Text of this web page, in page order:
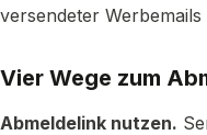
versendeter
Vier Wege zum
Abmeldelink nutzen.